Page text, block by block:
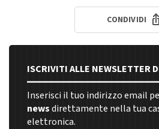
CONDIVIDI
ISCRIVITI ALLE NEWSLETTER
Inserisci il tuo indirizzo email
newsdirettamente nella tua
elettronica.